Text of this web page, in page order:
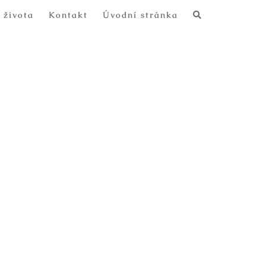
života Kontakt Úvodní stránka